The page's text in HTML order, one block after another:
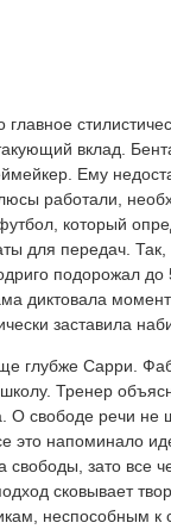
вклад.
Ему
работали,
который
для передач.
подорожал
диктовала
заставила
глубже Сарри.
Тренер
О свободе речи не
это напоминало
зато все
сковывает
неспособным к